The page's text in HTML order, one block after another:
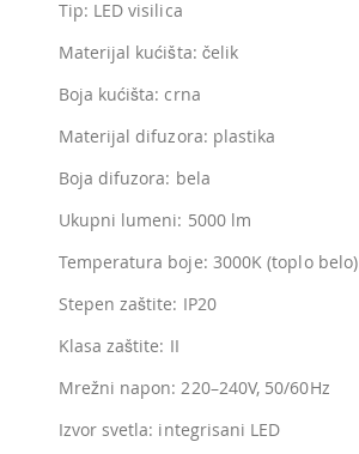
Tip: LED visilica
Materijal kućišta: čelik
Boja kućišta: crna
Materijal difuzora: plastika
Boja difuzora: bela
Ukupni lumeni: 5000 lm
Temperatura boje: 3000K (toplo belo)
Stepen zaštite: IP20
Klasa zaštite: II
Mrežni napon: 220–240V, 50/60Hz
Izvor svetla: integrisani LED